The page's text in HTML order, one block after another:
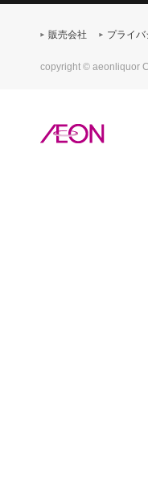
販売会社 プライ
copyright © aeonliquor